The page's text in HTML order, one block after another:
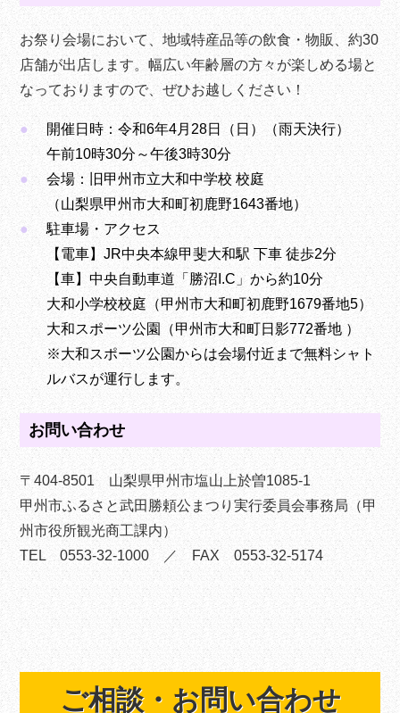
お祭り会場において、地域特産品等の飲食・物販、約30
店舗が出店します。幅広い年齢層の方々が楽しめる場と
なっておりますので、ぜひお越しください！
開催日時：令和6年4月28日（日）（雨天決行）
午前10時30分～午後3時30分
会場：旧甲州市立大和中学校 校庭
（山梨県甲州市大和町初鹿野1643番地）
駐車場・アクセス
【電車】JR中央本線甲斐大和駅 下車 徒歩2分
【車】中央自動車道「勝沼I.C」から約10分
大和小学校校庭（甲州市大和町初鹿野1679番地5）
大和スポーツ公園（甲州市大和町日影772番地 ）
※大和スポーツ公園からは会場付近まで無料シャト
ルバスが運行します。
お問い合わせ
〒404-8501 山梨県甲州市塩山上於曽1085-1
甲州市ふるさと武田勝頼公まつり実行委員会事務局（甲
州市役所観光商工課内）
TEL 0553-32-1000 ／ FAX 0553-32-5174
ご相談・ お問い合わせ